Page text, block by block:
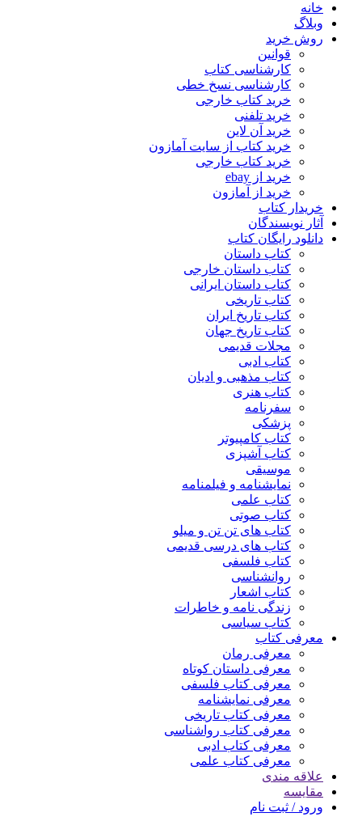
خانه
وبلاگ
روش خرید
قوانین
کارشناسی کتاب
کارشناسی نسخ خطی
خرید کتاب خارجی
خرید تلفنی
خرید آن لاین
خرید کتاب از سایت آمازون
خرید کتاب خارجی
خرید از ebay
خرید از آمازون
خریدار کتاب
آثار نویسندگان
دانلود رایگان کتاب
کتاب داستان
کتاب داستان خارجی
کتاب داستان ایرانی
کتاب تاریخی
کتاب تاریخ ایران
کتاب تاریخ جهان
مجلات قدیمی
کتاب ادبی
کتاب مذهبی و ادیان
کتاب هنری
سفرنامه
پزشکی
کتاب کامپیوتر
کتاب آشپزی
موسیقی
نمایشنامه و فیلمنامه
کتاب علمی
کتاب صوتی
کتاب های تن تن و میلو
کتاب های درسی قدیمی
کتاب فلسفی
روانشناسی
کتاب اشعار
زندگی نامه و خاطرات
کتاب سیاسی
معرفی کتاب
معرفی رمان
معرفی داستان کوتاه
معرفی کتاب فلسفی
معرفی نمایشنامه
معرفی کتاب تاریخی
معرفی کتاب رواشناسی
معرفی کتاب ادبی
معرفی کتاب علمی
علاقه مندی
مقایسه
ورود / ثبت نام